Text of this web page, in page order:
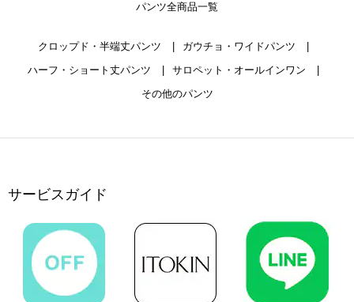
パンツ全商品一覧
クロップド・半端丈パンツ
ガウチョ・ワイドパンツ
ハーフ・ショート丈パンツ
サロペット・オールインワン
その他のパンツ
サービスガイド